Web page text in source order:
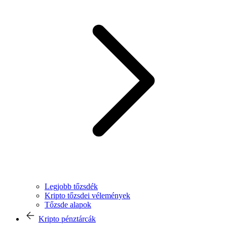
Legjobb tőzsdék
Kripto tőzsdei vélemények
Tőzsde alapok
Kripto pénztárcák